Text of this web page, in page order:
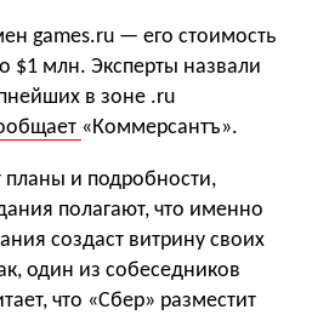
games.ru — его стоимость
$1 млн. Эксперты назвали
в зоне .ru
«Коммерсантъ».
планы и подробности,
полагают, что именно
создаст витрину своих
один из собеседников
что «Сбер» разместит